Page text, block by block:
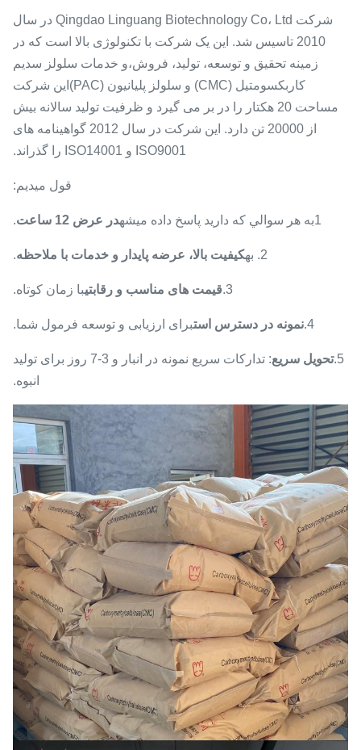
شرکت Qingdao Linguang Biotechnology Co، Ltd در سال
2010 تاسیس شد. این یک شرکت با تکنولوژی بالا است که در
زمینه تحقیق و توسعه، تولید، فروش،و خدمات سلولز سدیم
کاربکسومتیل (CMC) و سلولز پلیانیون (PAC)این شرکت
مساحت 20 هکتار را در بر می گیرد و ظرفیت تولید سالانه بیش
از 20000 تن دارد. این شرکت در سال 2012 گواهینامه های
ISO9001 و ISO14001 را گذراند.
قول ميديم:
1به هر سوالي که داريد پاسخ داده ميشه در عرض 12 ساعت .
2. به کیفیت بالا، عرضه پایدار و خدمات با ملاحظه.
3. قیمت های مناسب و رقابتیبا زمان کوتاه.
4. نمونه در دسترس استبرای ارزیابی و توسعه فرمول شما.
5. تحویل سریع
: تدارکات سریع نمونه در انبار و 3-7 روز برای تولید
انبوه.